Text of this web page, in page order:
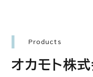
Products
オカモト株